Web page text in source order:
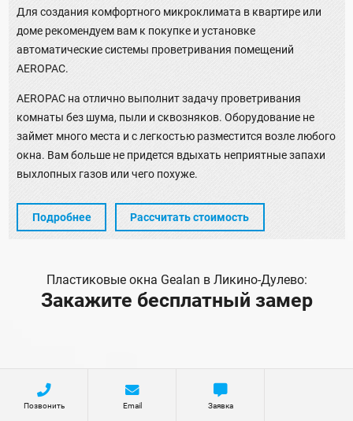
Для создания комфортного микроклимата в квартире или
доме рекомендуем вам к покупке и установке
автоматические системы проветривания помещений
AEROPAC.
AEROPAC на отлично выполнит задачу проветривания
комнаты без шума, пыли и сквозняков. Оборудование не
займет много места и с легкостью разместится возле любого
окна. Вам больше не придется вдыхать неприятные запахи
выхлопных газов или чего похуже.
Подробнее Рассчитать стоимость
Пластиковые окна Gealan в Ликино-Дулево:
Закажите бесплатный замер
Позвонить Email Заявка